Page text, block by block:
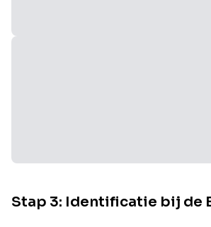
Stap 3: Identificatie bij de